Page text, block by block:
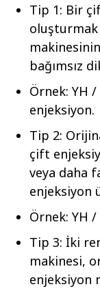
Tip 1: Bir
bağımsız
Örnek: YH
enjeksiyon.
Tip 2:
çift
veya daha
enjeksiyon
Örnek: YH
Tip 3: İki
makinesi,
enjeksiyon